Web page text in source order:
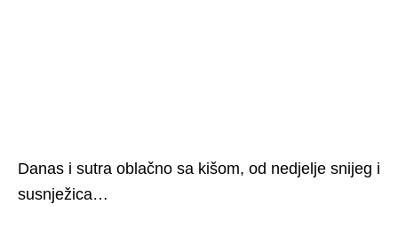
Danas i sutra oblačno sa kišom, od nedjelje snijeg i
susnježica…